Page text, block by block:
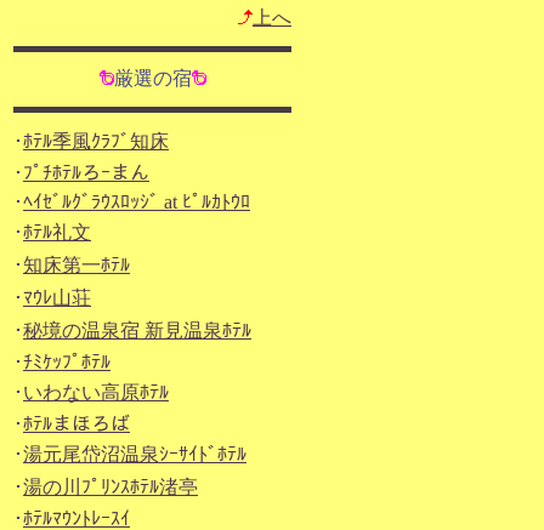
上へ
厳選の宿
･ﾎﾃﾙ季風ｸﾗﾌﾞ知床
･ ﾌﾟﾁﾎﾃﾙろｰまん
･ﾍｲｾﾞﾙｸﾞﾗｳｽﾛｯｼﾞ at ﾋﾟﾙｶﾄｳﾛ
･ﾎﾃﾙ礼文
･知床第一ﾎﾃﾙ
･ﾏｳﾚ山荘
･秘境の温泉宿 新見温泉ﾎﾃﾙ
･ﾁﾐｹｯﾌﾟﾎﾃﾙ
･ いわない高原ﾎﾃﾙ
･ﾎﾃﾙまほろば
･湯元尾岱沼温泉ｼｰｻｲﾄﾞﾎﾃﾙ
･湯の川ﾌﾟﾘﾝｽﾎﾃﾙ渚亭
･ﾎﾃﾙﾏｳﾝﾄﾚｰｽｲ